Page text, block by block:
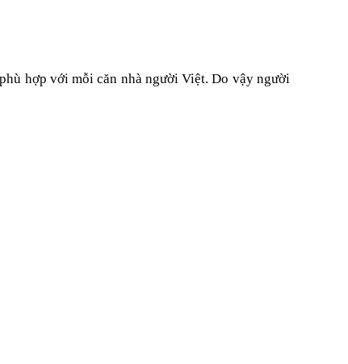
hợp với mỗi căn nhà người Việt. Do vậy người